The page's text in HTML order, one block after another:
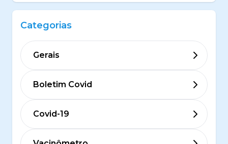
Categorias
Gerais
Boletim Covid
Covid-19